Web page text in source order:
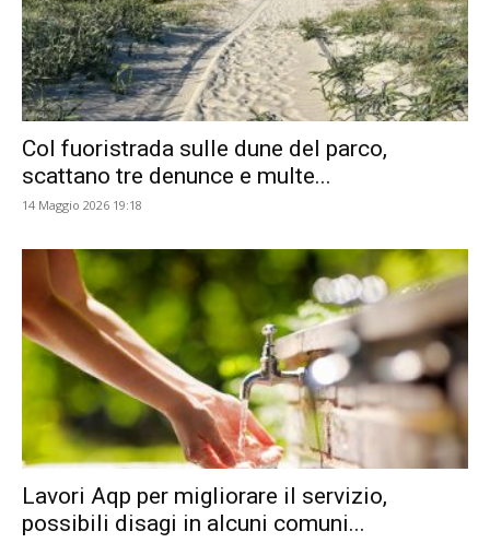
Col fuoristrada sulle dune del parco,
scattano tre denunce e multe...
14 Maggio 2026 19:18
Lavori Aqp per migliorare il servizio,
possibili disagi in alcuni comuni...